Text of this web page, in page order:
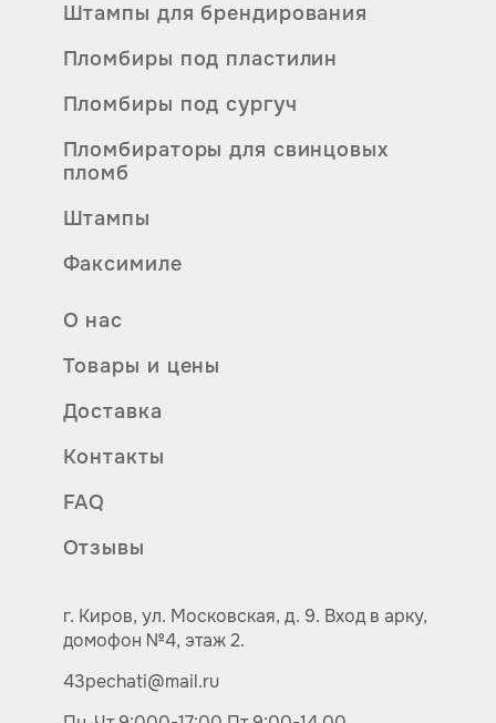
Пломбираторы для свинцовых
пломб
Пломбиры под пластилин
Пломбиры под сургуч
Факсимиле
Штампы
Штампы для брендирования
О нас
Товары и цены
Доставка
Контакты
FAQ
Отзывы
г. Киров, ул. Московская, д. 9. Вход в арку,
домофон №4, этаж 2.
43pechati@mail.ru